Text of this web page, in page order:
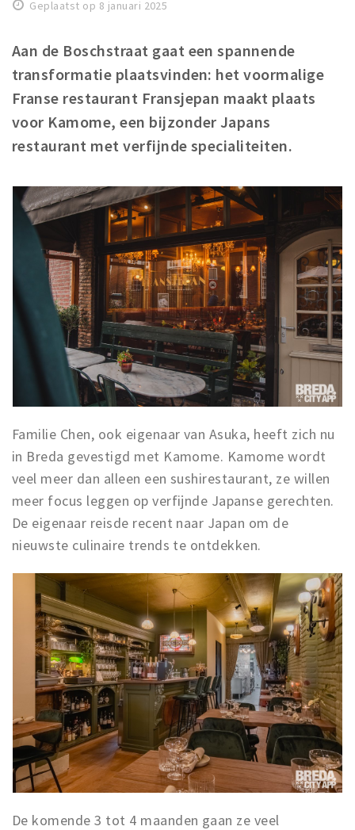
Woonruimte
Zorgverzekering
Huisarts en eerste hulp
Q&A
KORTING
Draai aan het rad!
VRIJE TIJD
Sport
Nieuws
Agenda
Bezienswaardigheden
Musea, theaters & podia
Uitjes & activiteiten
Natuurgebieden
Party pics
Drinken
Slapen
Recreatief
Winkels
Winkelgebieden
Deals
Parkeren
Inloggen
Geplaatst op 8 januari 2025
Aan de Boschstraat gaat een spannende
transformatie plaatsvinden: het voormalige
Franse restaurant Fransjepan maakt plaats
voor Kamome, een bijzonder Japans
restaurant met verfijnde specialiteiten.
Familie Chen, ook eigenaar van Asuka, heeft zich nu
in Breda gevestigd met Kamome. Kamome wordt
veel meer dan alleen een sushirestaurant, ze willen
meer focus leggen op verfijnde Japanse gerechten.
De eigenaar reisde recent naar Japan om de
nieuwste culinaire trends te ontdekken.
De komende 3 tot 4 maanden gaan ze veel